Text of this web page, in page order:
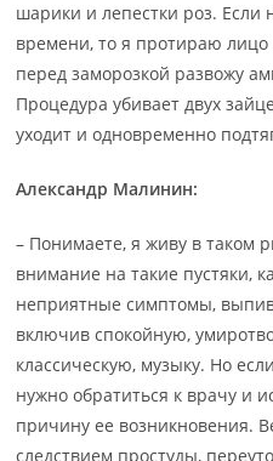
шарики и лепестки роз.
времени, то я протираю лицо
перед заморозкой развожу
Процедура убивает двух
уходит и одновременно
Александр Малинин:
– Понимаете, я живу в таком
внимание на такие пустяки,
неприятные симптомы, выпив
включив спокойную,
классическую, музыку. Но
нужно обратиться к врачу и
причину ее возникновения.
следствием простуды,